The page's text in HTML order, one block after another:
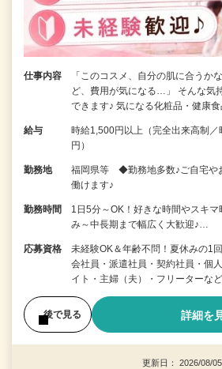
仕事内容
「このコスメ、自分の肌に合うか
ど、費用が気になる…」 そんな気
できます♪ 気になる化粧品・健康
給与
時給1,500円以上（完全出来高制
円）
勤務地
福岡県等 ◆勤務地多数♪ご自宅や
働けます♪
勤務時間
1日5分～OK！好きな時間やスキ
み～中長期まで幅広く大歓迎♪…
応募資格
未経験OK＆年齢不問！夏休みの1
会社員・派遣社員・契約社員・個
イト・主婦（夫）・フリーターな
後で見る 詳細を
更新日： 2026/08/